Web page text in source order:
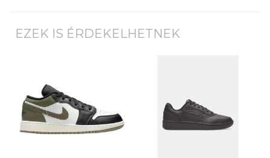
EZEK IS ÉRDEKELHETNEK